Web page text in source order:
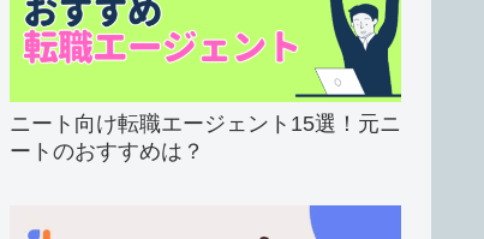
ニート向け転職エージェント15選！元ニ
ートのおすすめは？